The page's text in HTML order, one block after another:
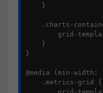
    }
.charts-
grid-
    }
}
@media (min-
    .metrics-grid {